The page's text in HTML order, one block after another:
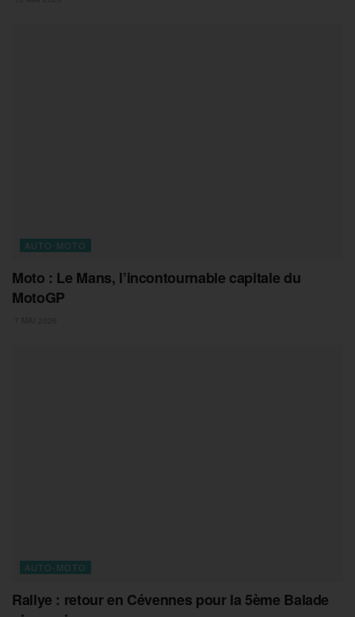
AUTO-MOTO
Moto : Le Mans, l’incontournable capitale du
MotoGP
AUTO-MOTO
Rallye : retour en Cévennes pour la 5ème Balade